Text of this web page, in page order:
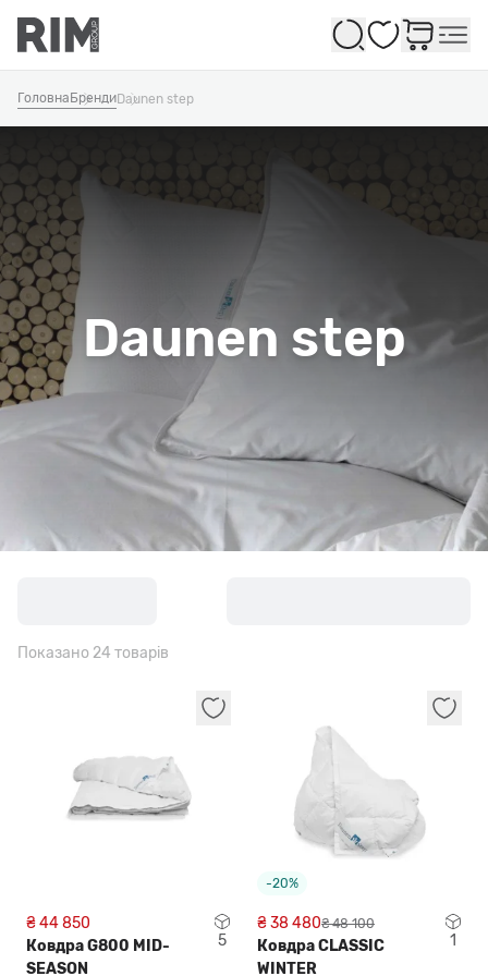
Обране
Daunen step
Головна БрендиDaunen step
Показано 24 товарів
₴ 44 850
Ковдра G800 MID-
SEASON
5
-20%
₴ 38 480₴ 48 100
Ковдра CLASSIC
WINTER
1